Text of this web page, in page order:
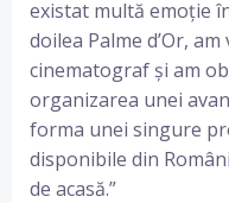
existat multă emoție
doilea Palme d’Or,
cinematograf și am
organizarea unei
forma unei singure
disponibile din
de acasă.”